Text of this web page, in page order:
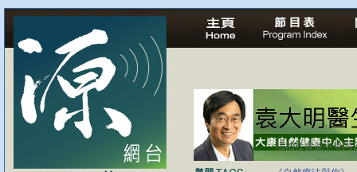
法治社會並不等同